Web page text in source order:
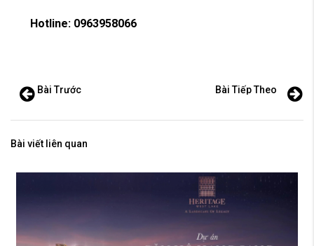
Hotline: 0963958066
Bài Trước Bài Tiếp Theo
Bài viết liên quan